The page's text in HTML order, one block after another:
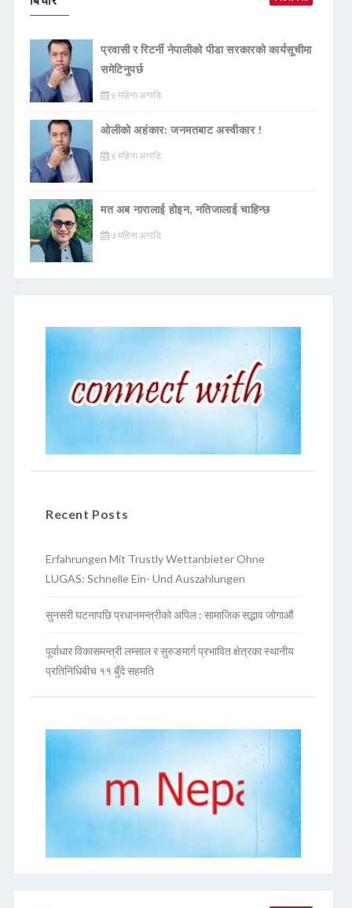
प्रवासी र रिटर्नी नेपालीको पीडा सरकारको कार्यसूचीमा
समेटिनुपर्छ
४ महिना अगाडि
ओलीको अहंकार: जनमतबाट अस्वीकार !
४ महिना अगाडि
मत अब नारालाई होइन, नतिजालाई चाहिन्छ
७ महिना अगाडि
Recent Posts
Erfahrungen Mit Trustly Wettanbieter Ohne
LUGAS: Schnelle Ein- Und Auszahlungen
सुनसरी घटनापछि प्रधानमन्त्रीको अपिल : सामाजिक सद्भाव जोगाऔं
पूर्वाधार विकासमन्त्री लम्साल र सुरुङमार्ग प्रभावित क्षेत्रका स्थानीय
प्रतिनिधिबीच ११ बुँदे सहमति